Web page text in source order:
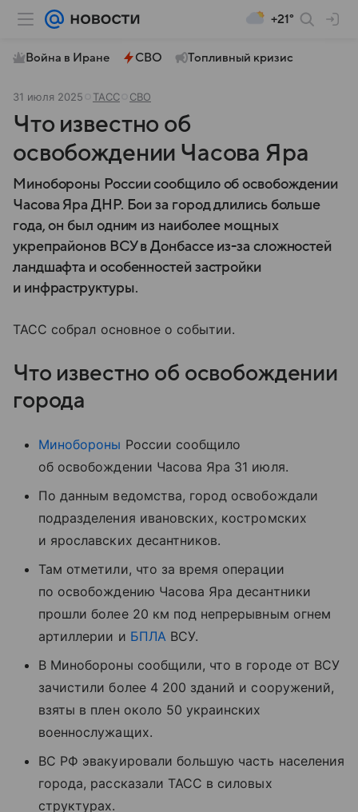
+21°
Война в Иране СВО Топливный кризис
31 июля 2025 ТАСС СВО
Что известно об
освобождении Часова Яра
Минобороны России сообщило об освобождении
Часова Яра ДНР. Бои за город длились больше
года, он был одним из наиболее мощных
укрепрайонов ВСУ в Донбассе из-за сложностей
ландшафта и особенностей застройки
и инфраструктуры.
ТАСС собрал основное о событии.
Что известно об освобождении
города
Минобороны России сообщило
об освобождении Часова Яра 31 июля.
По данным ведомства, город освобождали
подразделения ивановских, костромских
и ярославских десантников.
Там отметили, что за время операции
по освобождению Часова Яра десантники
прошли более 20 км под непрерывным огнем
артиллерии и БПЛАВСУ.
В Минобороны сообщили, что в городе от ВСУ
зачистили более 4 200 зданий и сооружений,
взяты в плен около 50 украинских
военнослужащих.
ВС РФ эвакуировали большую часть населения
города, рассказали ТАСС в силовых
структурах.